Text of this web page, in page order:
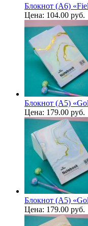
Блокнот (А6)
Цена: 104.00 руб.
Блокнот (А5)
Цена: 179.00 руб.
Блокнот (А5)
Цена: 179.00 руб.